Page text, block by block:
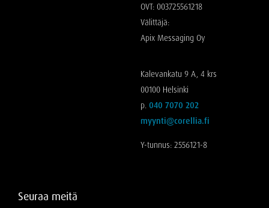
OVT: 003725561218
Välittäjä:
Apix Messaging Oy
Kalevankatu 9 A, 4 krs
00100 Helsinki
p. 040 7070 202
myynti@corellia.fi
Y-tunnus: 2556121-8
Seuraa meitä